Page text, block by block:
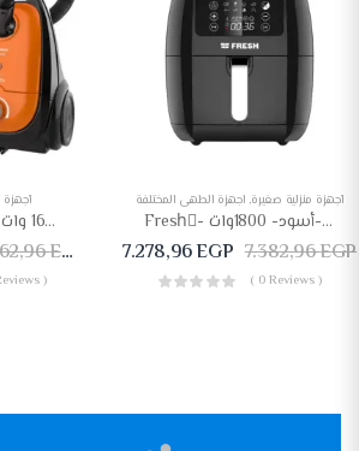
أجهزة
مكنسة كهربائية تورنيدو 1600 وات فلتر مضاد للبكتيريا – TVC-160SO
EGP
)
أجهزة منزلية صغيرة, اجهزة الطهي المختلفة
Freshِ- قلاية 5.5 لتر-أسود- 1800وات- AFF-1800B
7.278,96EGP 7.382,96EGP
( 0 Reviews )